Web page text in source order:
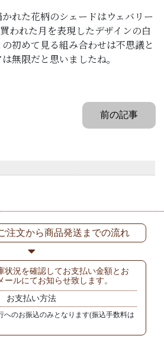
れた花柄のシェードはウェバリー
われた月を表現したデザインの白
初めて見る組み合わせは不思議と
無限だと思いましたね。
前の記事
注文から商品発送までの流れ
状況を確認してお支払い金額とお
ールにてお知らせ致します。
お支払い方法
へのお振込のみとなります(振込手数料は